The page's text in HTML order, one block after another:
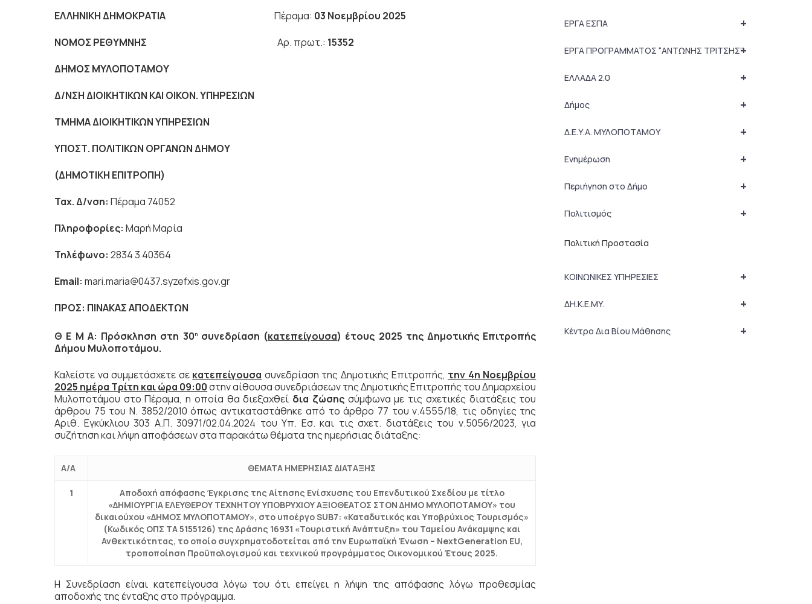
ΕΛΛΗΝΙΚΗ ΔΗΜΟΚΡΑΤΙΑ Πέραμα: 03 Νοεμβρίου 2025
ΝΟΜΟΣ ΡΕΘΥΜΝΗΣ Αρ. πρωτ.: 15352
ΔΗΜΟΣ ΜΥΛΟΠΟΤΑΜΟΥ
Δ/ΝΣΗ ΔΙΟΙΚΗΤΙΚΩΝ ΚΑΙ ΟΙΚΟΝ. ΥΠΗΡΕΣΙΩΝ
ΤΜΗΜΑ ΔΙΟΙΚΗΤΙΚΩΝ ΥΠΗΡΕΣΙΩΝ
ΥΠΟΣΤ. ΠΟΛΙΤΙΚΩΝ ΟΡΓΑΝΩΝ ΔΗΜΟΥ
(ΔΗΜΟΤΙΚΗ ΕΠΙΤΡΟΠΗ)
Ταχ. Δ/νση: Πέραμα 74052
Πληροφορίες: Μαρή Μαρία
Τηλέφωνο: 2834 3 40364
Email: mari.maria@0437.syzefxis.gov.gr
ΠΡΟΣ: ΠΙΝΑΚΑΣ ΑΠΟΔΕΚΤΩΝ
Θ Ε Μ Α: Πρόσκληση στη 30ησυνεδρίαση (κατεπείγουσα) έτους 2025 της Δημοτικής Επιτροπής
Δήμου Μυλοποτάμου.
Καλείστε να συμμετάσχετε σε κατεπείγουσα συνεδρίαση της Δημοτικής Επιτροπής, την 4η Νοεμβρίου
2025 ημέρα Τρίτη και ώρα 09:00στην αίθουσα συνεδριάσεων της Δημοτικής Επιτροπής του Δημαρχείου
Μυλοποτάμου στο Πέραμα, η οποία θα διεξαχθεί δια ζώσης σύμφωνα με τις σχετικές διατάξεις του
άρθρου 75 του Ν. 3852/2010 όπως αντικαταστάθηκε από το άρθρο 77 του ν.4555/18, τις οδηγίες της
Αριθ. Εγκύκλιου 303 Α.Π. 30971/02.04.2024 του Υπ. Εσ. και τις σχετ. διατάξεις του ν.5056/2023, για
συζήτηση και λήψη αποφάσεων στα παρακάτω θέματα της ημερήσιας διάταξης:
Α/Α ΘΕΜΑΤΑ ΗΜΕΡΗΣΙΑΣ ΔΙΑΤΑΞΗΣ
1
Αποδοχή απόφασης Έγκρισης της Αίτησης Ενίσχυσης του Επενδυτικού Σχεδίου με τίτλο
«ΔΗΜΙΟΥΡΓΙΑ ΕΛΕΥΘΕΡΟΥ ΤΕΧΝΗΤΟΥ ΥΠΟΒΡΥΧΙΟΥ ΑΞΙΟΘΕΑΤΟΣ ΣΤΟΝ ΔΗΜΟ ΜΥΛΟΠΟΤΑΜΟΥ» του
δικαιούχου «ΔΗΜΟΣ ΜΥΛΟΠΟΤΑΜΟΥ», στο υποέργο SUB7: «Καταδυτικός και Υποβρύχιος Τουρισμός»
(Κωδικός ΟΠΣ ΤΑ 5155126) της Δράσης 16931 «Τουριστική Ανάπτυξη» του Ταμείου Ανάκαμψης και
Ανθεκτικότητας, το οποίο συγχρηματοδοτείται από την Ευρωπαϊκή Ένωση – NextGeneration EU,
τροποποίηση Προϋπολογισμού και τεχνικού προγράμματος Οικονομικού Έτους 2025.
Η Συνεδρίαση είναι κατεπείγουσα λόγω του ότι επείγει η λήψη της απόφασης λόγω προθεσμίας
αποδοχής της ένταξης στο πρόγραμμα.
+
ΕΡΓΑ ΕΣΠΑ
+
ΕΡΓΑ ΠΡΟΓΡΑΜΜΑΤΟΣ “ΑΝΤΩΝΗΣ ΤΡΙΤΣΗΣ”
+
ΕΛΛΑΔΑ 2.0
+
Δήμος
+
Δ.Ε.Υ.Α. ΜΥΛΟΠΟΤΑΜΟΥ
+
Ενημέρωση
+
Περιήγηση στο Δήμο
+
Πολιτισμός
Πολιτική Προστασία
+
ΚΟΙΝΩΝΙΚΕΣ ΥΠΗΡΕΣΙΕΣ
+
ΔΗ.Κ.Ε.ΜΥ.
+
Κέντρο Δια Βίου Μάθησης